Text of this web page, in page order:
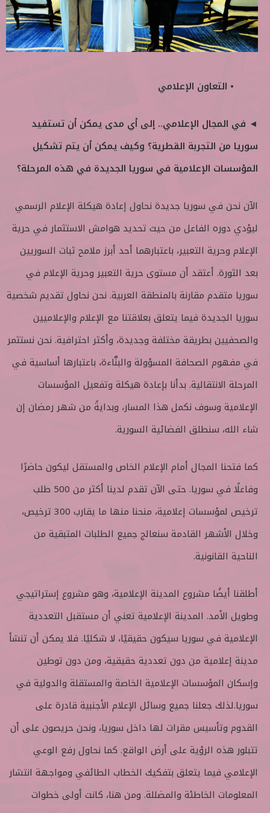
• التعاون الإعلامي
◄ في المجال الإعلامي.. إلى أي مدى يمكن أن تستفيد
سوريا من التجربة القطرية؟ وكيف يمكن أن يتم تشكيل
المؤسسات الإعلامية في سوريا الجديدة في هذه المرحلة؟
الآن نحن في سوريا جديدة نحاول إعادة هيكلة الإعلام الرسمي
ليؤدي دوره الفاعل من حيث تحديد هوامش الاستثمار في حرية
الإعلام وحرية التعبير، باعتبارهما أحد أبرز ملامح ثبات السوريين
بعد الثورة. أعتقد أن مستوى حرية التعبير وحرية الإعلام في
سوريا متقدم مقارنة بالمنطقة العربية. نحن نحاول تقديم شخصية
سوريا الجديدة فيما يتعلق بعلاقتنا مع الإعلام والإعلاميين
والصحفيين بطريقة مختلفة وجديدة، وأكثر احترافية. نحن نستثمر
في مفهوم الصحافة المسؤولة والبنَّاءة، باعتبارها أساسية في
المرحلة الانتقالية. بدأنا بإعادة هيكلة وتفعيل المؤسسات
الإعلامية وسوف نكمل هذا المسار، وبدايةً من شهر رمضان إن
شاء الله، سنطلق الفضائية السورية.
كما فتحنا المجال أمام الإعلام الخاص والمستقل ليكون حاضرًا
وفاعلًا في سوريا. حتى الآن تقدم لدينا أكثر من 500 طلب
ترخيص لمؤسسات إعلامية، منحنا منها ما يقارب 300 ترخيص،
وخلال الأشهر القادمة سنعالج جميع الطلبات المتبقية من
الناحية القانونية.
أطلقنا أيضًا مشروع المدينة الإعلامية، وهو مشروع إستراتيجي
وطويل الأمد. المدينة الإعلامية تعني أن مستقبل التعددية
الإعلامية في سوريا سيكون حقيقيًا، لا شكليًا. فلا يمكن أن تنشأ
مدينة إعلامية من دون تعددية حقيقية، ومن دون توطين
وإسكان المؤسسات الإعلامية الخاصة والمستقلة والدولية في
سوريا.لذلك جعلنا جميع وسائل الإعلام الأجنبية قادرة على
القدوم وتأسيس مقرات لها داخل سوريا، ونحن حريصون على أن
تتبلور هذه الرؤية على أرض الواقع. كما نحاول رفع الوعي
الإعلامي فيما يتعلق بتفكيك الخطاب الطائفي ومواجهة انتشار
المعلومات الخاطئة والمضللة. ومن هنا، كانت أولى خطوات